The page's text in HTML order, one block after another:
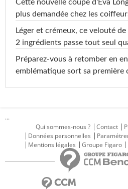
Cette nouvelle coupe d'Eva
plus demandée chez les
Léger et crémeux, ce velouté
2 ingrédients passe tout seul
Préparez-vous à retomber en
emblématique sort sa
...
Qui sommes-nous ?
Contact
Données personnelles
Mentions légales
Groupe Figaro